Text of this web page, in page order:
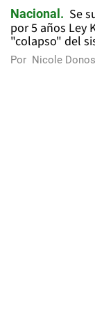
Nacional
Se
por 5 años Ley
"colapso" del
Por Nicole